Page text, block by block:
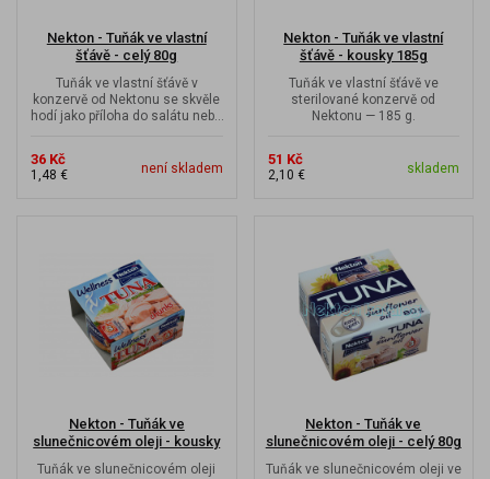
Nekton - Tuňák ve vlastní
šťávě - celý 80g
Tuňák ve vlastní šťávě v
konzervě od Nektonu se skvěle
hodí jako příloha do salátu nebo
36 Kč
1,48 € není skladem
Nekton - Tuňák ve vlastní
šťávě - kousky 185g
Tuňák ve vlastní šťávě ve
sterilované konzervě od
Nektonu — 185 g.
51 Kč
2,10 € skladem
Nekton - Tuňák ve
slunečnicovém oleji - kousky
Tuňák ve slunečnicovém oleji
Nekton - Tuňák ve
slunečnicovém oleji - celý 80g
Tuňák ve slunečnicovém oleji ve